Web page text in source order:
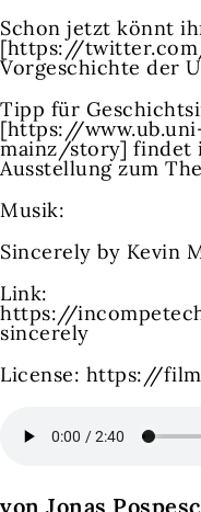
Schon jetzt könnt
[https://
Vorgeschichte der
Tipp für
[https://
mainz/story] findet
Ausstellung zum
Musik:
Sincerely by Kevin
Link:
https://
sincerely
License: https://
von Jonas